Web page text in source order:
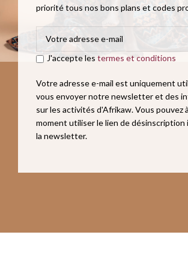
priorité tous nos bons plans et codes
J'accepte les termes et conditions
Votre adresse e-mail est uniquement
vous envoyer notre newsletter et des
sur les activités d'Afrikaw. Vous pouvez
moment utiliser le lien de désinscription
la newsletter.